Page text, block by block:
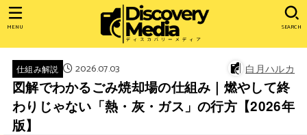
SEARCH
MENU
仕組み解説 2026.07.03 白月ハルカ
図解でわかるごみ焼却場の仕組み｜燃やして終
わりじゃない「熱・灰・ガス」の行方【2026年
版】